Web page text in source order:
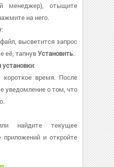
менеджер), отыщите
на него.
:
высветится запрос
её, тапнувУстановить.
:
время. После
уведомление о том, что
найдите текущее
приложений и откройте